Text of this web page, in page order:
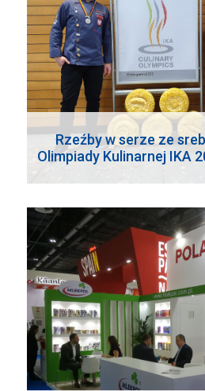
Rzeźby w serze ze
Olimpiady Kulinarnej IKA